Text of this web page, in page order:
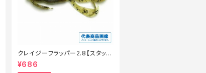
クレイジーフラッパー2.8【スタッフ
永徳浜名湖セレクト】【10】
¥686